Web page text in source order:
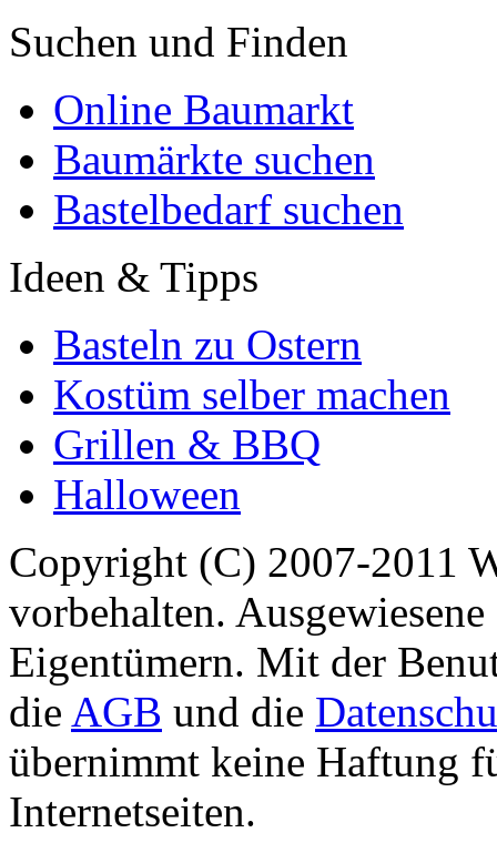
Suchen und Finden
Online Baumarkt
Baumärkte suchen
Bastelbedarf suchen
Ideen & Tipps
Basteln zu Ostern
Kostüm selber machen
Grillen & BBQ
Halloween
Copyright (C) 2007-2011
vorbehalten.
Eigentümern. Mit der
die AGB und die
übernimmt keine Haftung
Internetseiten.